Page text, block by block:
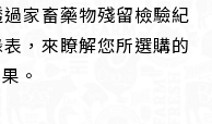
家畜藥物殘留檢驗紀
，來瞭解您所選購的
。